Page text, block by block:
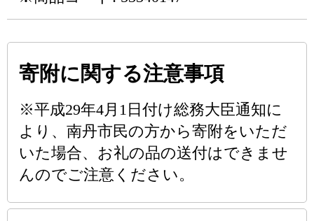
寄附に関する注意事項
※平成29年4月1日付け総務大臣通知に
より、南丹市民の方から寄附をいただ
いた場合、お礼の品の送付はできませ
んのでご注意ください。